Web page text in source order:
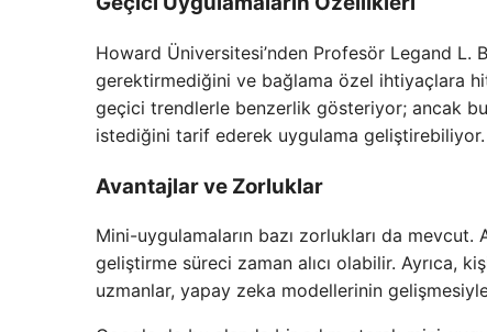
Howard Üniversitesi’nden Profesör Legand L.
gerektirmediğini ve bağlama özel ihtiyaçlara
geçici trendlerle benzerlik gösteriyor; ancak
istediğini tarif ederek uygulama geliştirebiliyor.
Avantajlar ve Zorluklar
Mini-uygulamaların bazı zorlukları da
geliştirme süreci zaman alıcı olabilir. Ayrıca,
uzmanlar, yapay zeka modellerinin